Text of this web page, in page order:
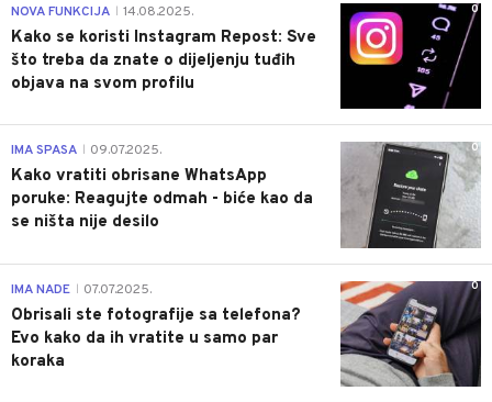
0
NOVA FUNKCIJA 14.08.2025.
Kako se koristi Instagram Repost: Sve
što treba da znate o dijeljenju tuđih
objava na svom profilu
0
IMA SPASA 09.07.2025.
Kako vratiti obrisane WhatsApp
poruke: Reagujte odmah - biće kao da
se ništa nije desilo
0
IMA NADE 07.07.2025.
Obrisali ste fotografije sa telefona?
Evo kako da ih vratite u samo par
koraka